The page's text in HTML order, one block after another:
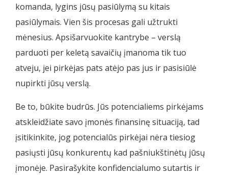
komanda, lygins jūsų pasiūlymą su kitais
pasiūlymais. Vien šis procesas gali užtrukti
mėnesius. Apsišarvuokite kantrybe – verslą
parduoti per keletą savaičių įmanoma tik tuo
atveju, jei pirkėjas pats atėjo pas jus ir pasisiūlė
nupirkti jūsų verslą.
Be to, būkite budrūs. Jūs potencialiems pirkėjams
atskleidžiate savo įmonės finansinę situaciją, tad
įsitikinkite, jog potencialūs pirkėjai nėra tiesiog
pasiųsti jūsų konkurentų kad pašniukštinėtų jūsų
įmonėje. Pasirašykite konfidencialumo sutartis ir